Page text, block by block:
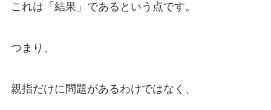
これは「結果」であるという点です。
つまり、
親指だけに問題があるわけではなく、